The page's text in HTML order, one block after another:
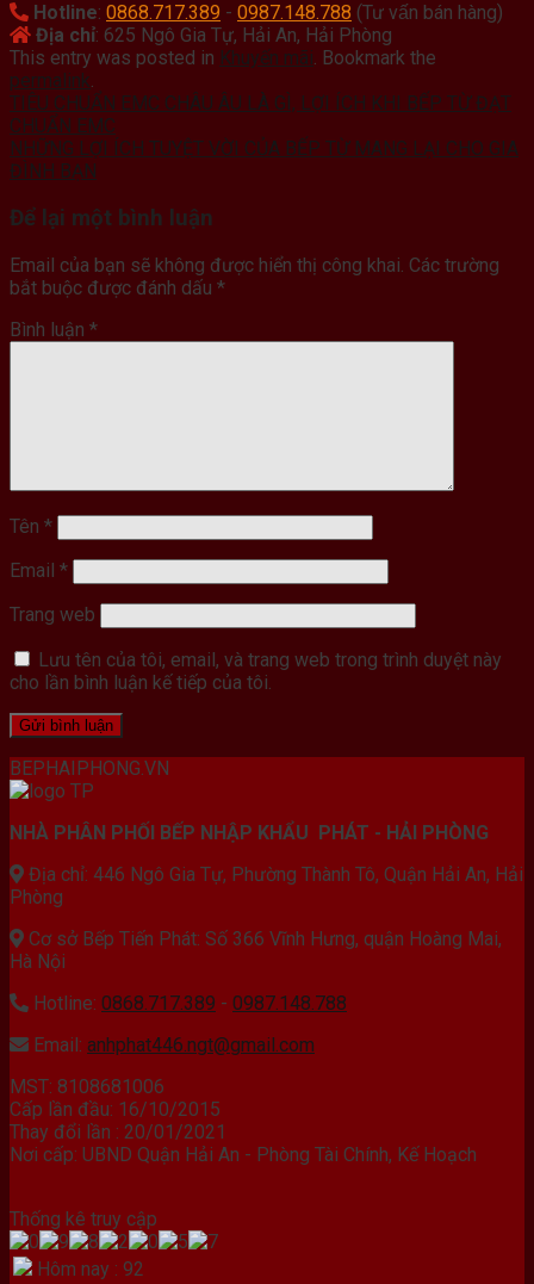
Hotline: 0868.717.389 - 0987.148.788 (Tư vấn bán hàng)
Địa chỉ: 625 Ngô Gia Tự, Hải An, Hải Phòng
This entry was posted in Khuyến mãi. Bookmark the
permalink.
TIÊU CHUẨN EMC CHÂU ÂU LÀ GÌ, LỢI ÍCH KHI BẾP TỪ ĐẠT
CHUẨN EMC
NHỮNG LỢI ÍCH TUYỆT VỜI CỦA BẾP TỪ MANG LẠI CHO GIA
ĐÌNH BẠN
Để lại một bình luận
Email của bạn sẽ không được hiển thị công khai. Các trường
bắt buộc được đánh dấu *
Bình luận *
Tên *
Email *
Trang web
Lưu tên của tôi, email, và trang web trong trình duyệt này
cho lần bình luận kế tiếp của tôi.
BEPHAIPHONG.VN
NHÀ PHÂN PHỐI BẾP NHẬP KHẨU PHÁT - HẢI PHÒNG
Địa chỉ: 446 Ngô Gia Tự, Phường Thành Tô, Quận Hải An, Hải
Phòng
Cơ sở Bếp Tiến Phát: Số 366 Vĩnh Hưng, quận Hoàng Mai,
Hà Nội
Hotline: 0868.717.389 - 0987.148.788
Email: anhphat446.ngt@gmail.com
MST: 8108681006
Cấp lần đầu: 16/10/2015
Thay đổi lần : 20/01/2021
Nơi cấp: UBND Quận Hải An - Phòng Tài Chính, Kế Hoạch
Thống kê truy cập
Hôm nay : 92